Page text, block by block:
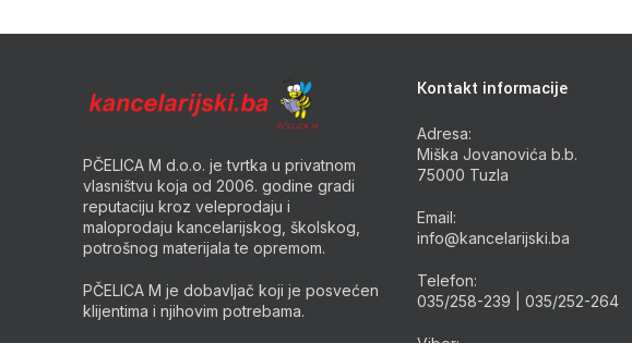
PČELICA M d.o.o. je tvrtka u privatnom
vlasništvu koja od 2006. godine gradi
reputaciju kroz veleprodaju i
maloprodaju kancelarijskog, školskog,
potrošnog materijala te opremom.
PČELICA M je dobavljač koji je posvećen
klijentima i njihovim potrebama.
Kontakt informacije
Adresa:
Miška Jovanovića b.b.
75000 Tuzla
Email:
info@kancelarijski.ba
Telefon:
035/258-239 | 035/252-264